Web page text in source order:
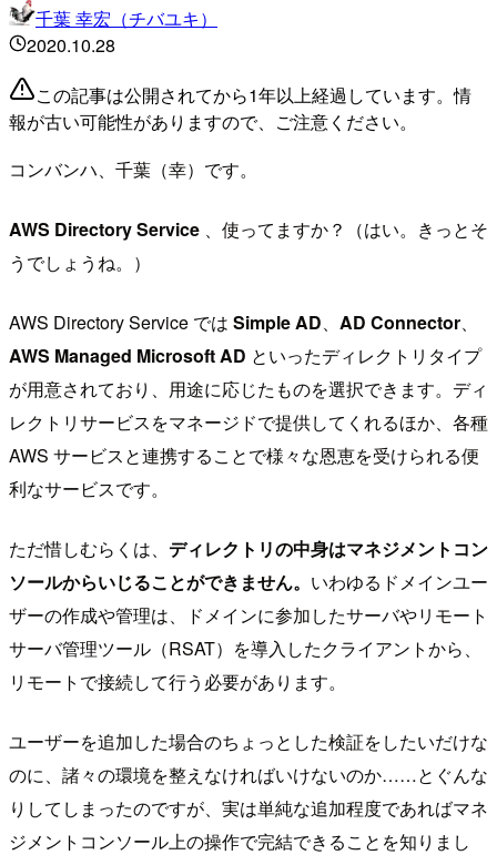
千葉 幸宏（チバユキ）
2020.10.28
この記事は公開されてから1年以上経過しています。情
報が古い可能性がありますので、ご注意ください。
コンバンハ、千葉（幸）です。
AWS Directory Service 、使ってますか？（はい。きっとそ
うでしょうね。）
AWS Directory Service では Simple AD AD Connector
AWS Managed Microsoft AD といったディレクトリタイプ
が用意されており、用途に応じたものを選択できます。ディ
レクトリサービスをマネージドで提供してくれるほか、各種
AWS サービスと連携することで様々な恩恵を受けられる便
利なサービスです。
ただ惜しむらくは、 ディレクトリの中身はマネジメントコン
ソールからいじることができません。 いわゆるドメインユー
ザーの作成や管理は、ドメインに参加したサーバやリモート
サーバ管理ツール（RSAT）を導入したクライアントから、
リモートで接続して行う必要があります。
ユーザーを追加した場合のちょっとした検証をしたいだけな
のに、諸々の環境を整えなければいけないのか……とぐんな
りしてしまったのですが、実は単純な追加程度であればマネ
ジメントコンソール上の操作で完結できることを知りまし